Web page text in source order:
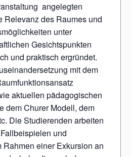
angelegten
Relevanz des Raumes und
unter
Gesichtspunkten
und praktisch ergründet.
mit dem
aktuellen pädagogischen
dem Churer Modell, dem
Die Studierenden arbeiten
und
Rahmen einer Exkursion an